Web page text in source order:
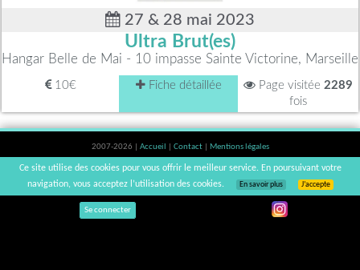
27 & 28 mai 2023
Ultra Brut(es)
Hangar Belle de Mai - 10 impasse Sainte Victorine, Marseille
10€ Fiche détaillée Page visitée 2289
fois
2007-2026 | Accueil Contact
Mentions légales
L'abus d'alcool est dangereux pour la santé, à consommer avec modération. |
vinsnaturels | v3.12
Se connecter
Ce site utilise des cookies pour vous offrir le meilleur service. En poursuivant votre
navigation, vous acceptez l’utilisation des cookies.
En savoir plus J’accepte